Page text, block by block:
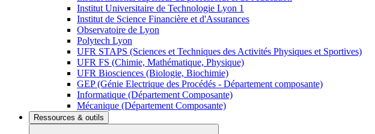
Institut Universitaire de Technologie Lyon 1
Institut de Science Financière et d'Assurances
Observatoire de Lyon
Polytech Lyon
UFR STAPS (Sciences et Techniques des Activités Physiques et Sportives)
UFR FS (Chimie, Mathématique, Physique)
UFR Biosciences (Biologie, Biochimie)
GEP (Génie Electrique des Procédés - Département composante)
Informatique (Département Composante)
Mécanique (Département Composante)
Ressources & outils